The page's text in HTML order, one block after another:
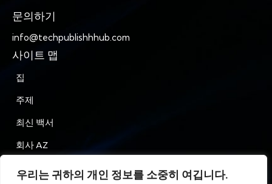
우리는 귀하의 개인 정보를 소중히 여깁니다.
문의하기
info@techpublishhhub.com
사이트 맵
집
주제
최신 백서
회사 AZ
문의하기